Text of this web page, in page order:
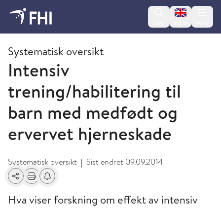
Change
2009 og eldre publikasjoner fra FHI
Systematisk oversikt
Intensiv
trening/habilitering til
barn med medfødt og
ervervet hjerneskade
Systematisk oversikt | Sist endret 09.09.2014
Del Skriv utFå varsel om endringer
Hva viser forskning om effekt av intensiv